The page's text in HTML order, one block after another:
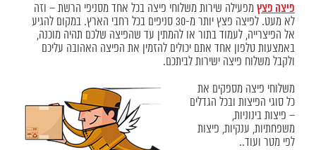
פיצה פצץמפעילה שירות משלוחי פיצה בכל אחד מסניפי הרשת – וזה
לא מעט. לפיצה פצץ יותר מ-30 סניפים בכל רחבי הארץ. במקום להגיע
אל הפיצרייה, לעמוד בתור או להמתין עד שהפיצה שלכם תהיה מוכנה,
באמצעות טלפון אחד אתם יכולים להזמין את הפיצה האהובה עליכם
ולקבל משלוח פיצה ישירות לביתכם.
משלוחי פיצה מספקים את
כל סוגי הפיצות ובכל הגדלים
– פיצות בינוניות,
משפחתיות, ענקיות, פיצות
לפי מטר ועוד..